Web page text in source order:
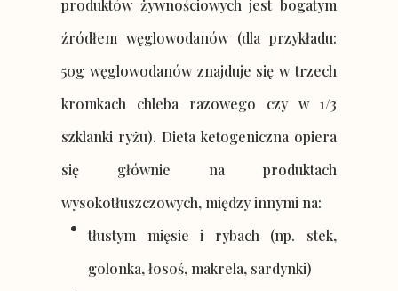
produktów żywnościowych jest bogatym
źródłem węglowodanów (dla przykładu:
50g węglowodanów znajduje się w trzech
kromkach chleba razowego czy w 1/3
szklanki ryżu). Dieta ketogeniczna opiera
się głównie na produktach
wysokotłuszczowych, między innymi na:
tłustym mięsie i rybach (np. stek,
golonka, łosoś, makrela, sardynki)